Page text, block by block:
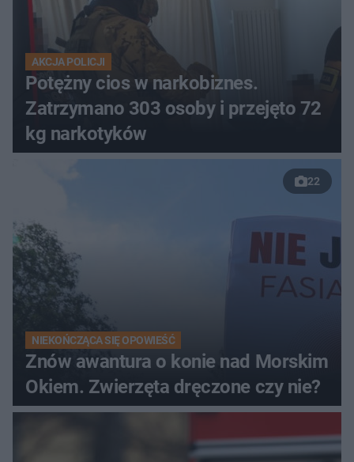
AKCJA POLICJI
Potężny cios w narkobiznes.
Zatrzymano 303 osoby i przejęto 72
kg narkotyków
22
NIEKOŃCZĄCA SIĘ OPOWIEŚĆ
Znów awantura o konie nad Morskim
Okiem. Zwierzęta dręczone czy nie?